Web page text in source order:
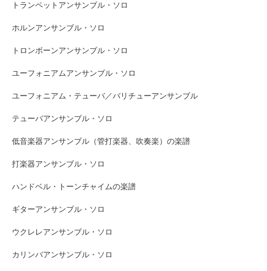
トランペットアンサンブル・ソロ
ホルンアンサンブル・ソロ
トロンボーンアンサンブル・ソロ
ユーフォニアムアンサンブル・ソロ
ユーフォニアム・テューバ／バリチューアンサンブル
テューバアンサンブル・ソロ
低音楽器アンサンブル（管打楽器、吹奏楽）の楽譜
打楽器アンサンブル・ソロ
ハンドベル・トーンチャイムの楽譜
ギターアンサンブル・ソロ
ウクレレアンサンブル・ソロ
カリンバアンサンブル・ソロ